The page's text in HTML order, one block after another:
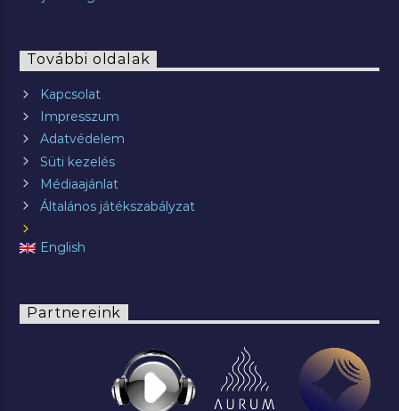
További oldalak
Kapcsolat
Impresszum
Adatvédelem
Süti kezelés
Médiaajánlat
Általános játékszabályzat
English
Partnereink